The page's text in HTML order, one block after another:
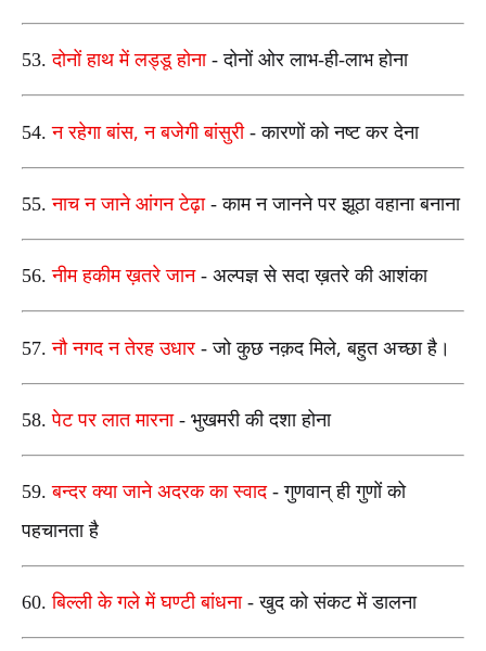
53.दोनों हाथ में लड्डू होना - दोनों ओर लाभ-ही-लाभ होना
54.न रहेगा बांस,न बजेगी बांसुरी - कारणों को नष्ट कर देना
55.नाच न जाने आंगन टेढ़ा - काम न जानने पर झूठा वहाना बनाना
56.नीम हकीम ख़तरे जान - अल्पज्ञ से सदा ख़तरे की आशंका
57.नौ नगद न तेरह उधार - जो कुछ नक़द मिले,बहुत अच्छा है।
58.पेट पर लात मारना- भुखमरी की दशा होना
59.बन्दर क्या जाने अदरक का स्वाद - गुणवान् ही गुणों को
पहचानता है
60.बिल्ली के गले में घण्टी बांधना - खुद को संकट में डालना